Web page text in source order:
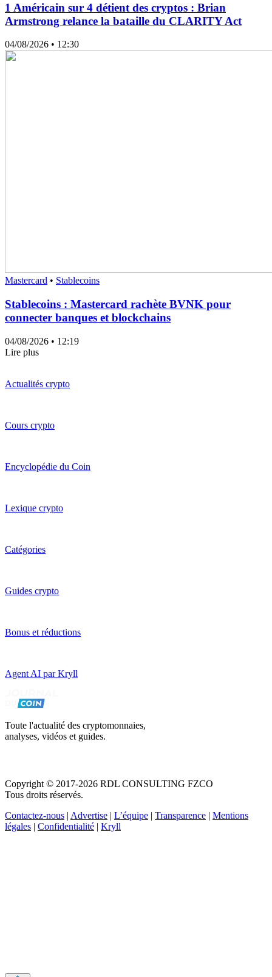
1 Américain sur 4 détient des cryptos : Brian
Armstrong relance la bataille du CLARITY Act
04/08/2026 • 12:30
Mastercard • Stablecoins
Stablecoins : Mastercard rachète BVNK pour
connecter banques et blockchains
04/08/2026 • 12:19
Lire plus
Actualités crypto
Cours crypto
Encyclopédie du Coin
Lexique crypto
Catégories
Guides crypto
Bonus et réductions
Agent AI par Kryll
Toute l'actualité des cryptomonnaies,
analyses, vidéos et guides.
Copyright © 2017-2026 RDL CONSULTING FZCO
Tous droits réservés.
Contactez-nous | Advertise | L’équipe | Transparence | Mentions
légales | Confidentialité | Kryll